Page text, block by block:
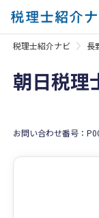
税理士紹介ナビ 長
朝日税
お問い合わせ番号：